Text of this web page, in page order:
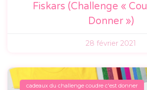
Fiskars (Challenge «
Donner »)
28 février 2021
cadeaux du challenge coudre c'est donner